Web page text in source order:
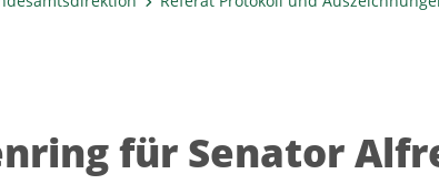
für Senator